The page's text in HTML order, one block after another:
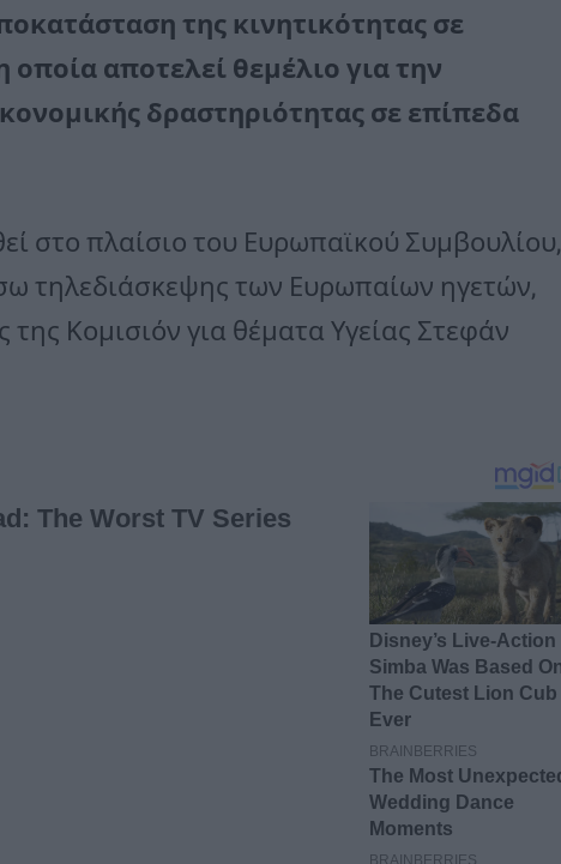
της κινητικότητας σε
αποτελεί θεμέλιο για την
δραστηριότητας σε επίπεδα
στο πλαίσιο του Ευρωπαϊκού Συμβουλίου,
τηλεδιάσκεψης των Ευρωπαίων ηγετών,
Κομισιόν για θέματα Υγείας Στεφάν